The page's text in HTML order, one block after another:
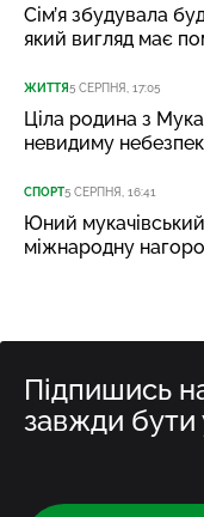
Сім’я збудувала
який вигляд має
ЖИТТЯ5 СЕРПНЯ, 17:05
Ціла родина з
невидиму
СПОРТ5 СЕРПНЯ, 16:41
Юний
міжнародну
Підпишись
завжди бути